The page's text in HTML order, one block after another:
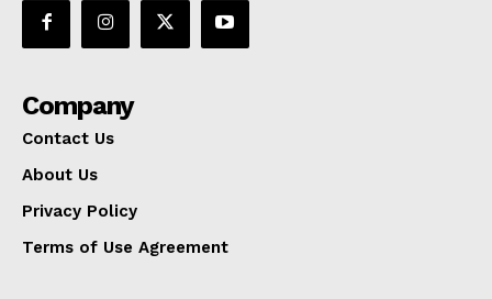
Company
Contact Us
About Us
Privacy Policy
Terms of Use Agreement